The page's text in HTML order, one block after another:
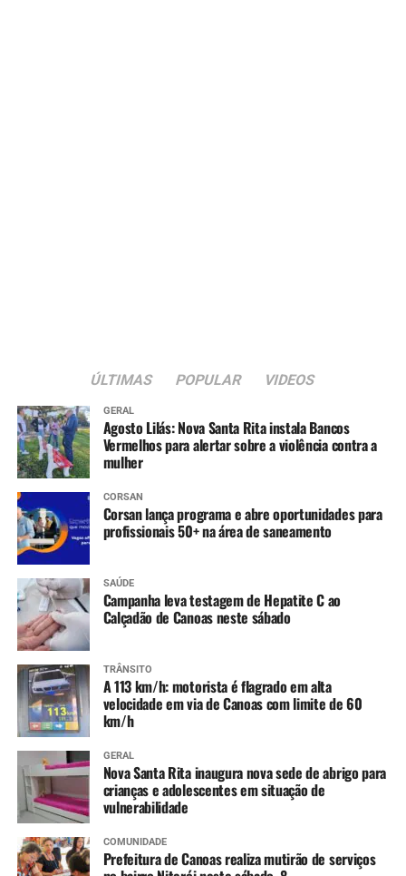
ÚLTIMAS POPULAR VIDEOS
GERAL
Agosto Lilás: Nova Santa Rita instala Bancos
Vermelhos para alertar sobre a violência contra a
mulher
CORSAN
Corsan lança programa e abre oportunidades para
profissionais 50+ na área de saneamento
SAÚDE
Campanha leva testagem de Hepatite C ao
Calçadão de Canoas neste sábado
TRÂNSITO
A 113 km/h: motorista é flagrado em alta
velocidade em via de Canoas com limite de 60
km/h
GERAL
Nova Santa Rita inaugura nova sede de abrigo para
crianças e adolescentes em situação de
vulnerabilidade
COMUNIDADE
Prefeitura de Canoas realiza mutirão de serviços